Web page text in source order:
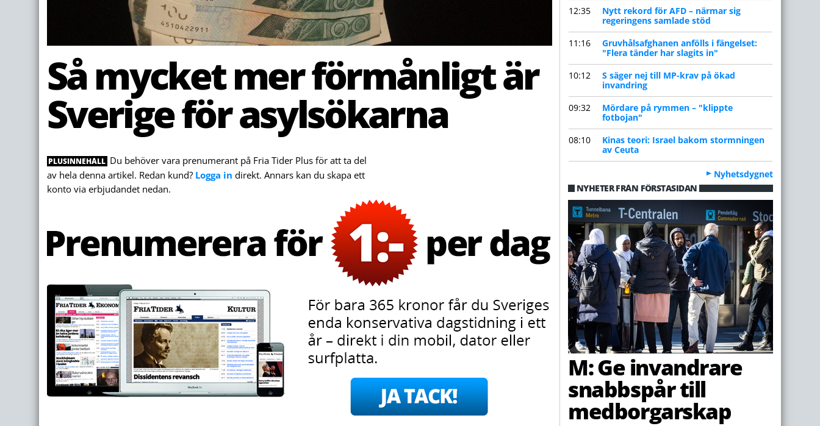
Så mycket mer förmånligt är
Sverige för asylsökarna
PLUSINNEHÅLLDu behöver vara prenumerant på Fria Tider Plus för att ta del
av hela denna artikel. Redan kund? Logga in direkt. Annars kan du skapa ett
konto via erbjudandet nedan.
12:35
Nytt rekord för AFD – närmar sig
regeringens samlade stöd
11:16
Gruvhålsafghanen anfölls i fängelset:
"Flera tänder har slagits in"
10:12
S säger nej till MP-krav på ökad
invandring
09:32
Mördare på rymmen – "klippte
fotbojan"
08:10
Kinas teori: Israel bakom stormningen
av Ceuta
Nyhetsdygnet
NYHETER FRÅN FÖRSTASIDAN
M: Ge invandrare
snabbspår till
medborgarskap